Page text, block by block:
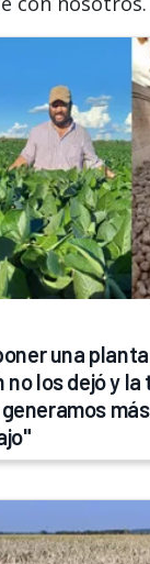
una
no los dejó y